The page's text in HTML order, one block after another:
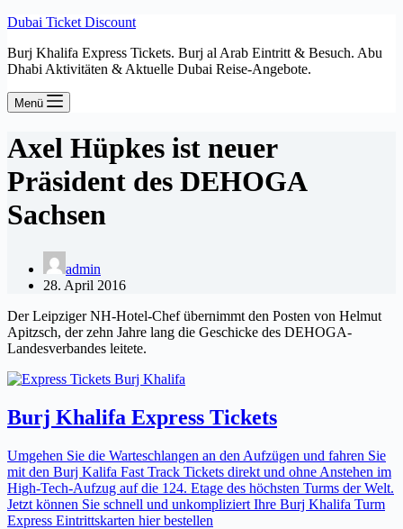
Dubai Ticket Discount
Burj Khalifa Express Tickets. Burj al Arab Eintritt & Besuch. Abu
Dhabi Aktivitäten & Aktuelle Dubai Reise-Angebote.
Menü
Axel Hüpkes ist neuer
Präsident des DEHOGA
Sachsen
admin
28. April 2016
Der Leipziger NH-Hotel-Chef übernimmt den Posten von Helmut
Apitzsch, der zehn Jahre lang die Geschicke des DEHOGA-
Landesverbandes leitete.
Burj Khalifa Express Tickets
Umgehen Sie die Warteschlangen an den Aufzügen und fahren Sie
mit den Burj Kalifa Fast Track Tickets direkt und ohne Anstehen im
High-Tech-Aufzug auf die 124. Etage des höchsten Turms der Welt.
Jetzt können Sie schnell und unkompliziert Ihre Burj Khalifa Turm
Express Eintrittskarten hier bestellen